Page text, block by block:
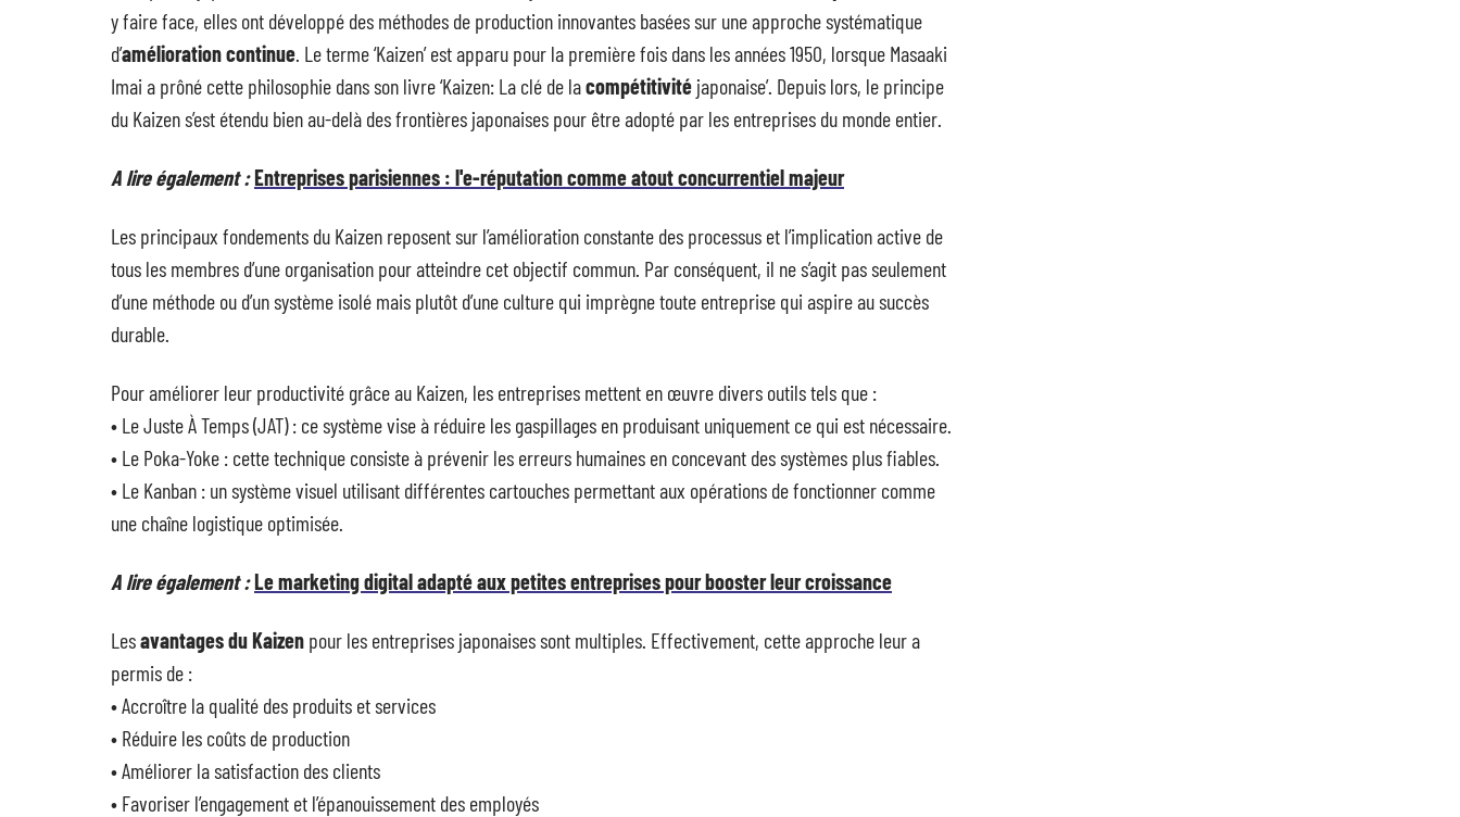
y faire face, elles ont développé des méthodes de production innovantes basées sur une approche systématique
d’amélioration continue. Le terme ‘Kaizen’ est apparu pour la première fois dans les années 1950, lorsque Masaaki
Imai a prôné cette philosophie dans son livre ‘Kaizen: La clé de lacompétitivité japonaise’. Depuis lors, le principe
du Kaizen s’est étendu bien au-delà des frontières japonaises pour être adopté par les entreprises du monde entier.
A lire également :Entreprises parisiennes : l'e-réputation comme atout concurrentiel majeur
Les principaux fondements du Kaizen reposent sur l’amélioration constante des processus et l’implication active de
tous les membres d’une organisation pour atteindre cet objectif commun. Par conséquent, il ne s’agit pas seulement
d’une méthode ou d’un système isolé mais plutôt d’une culture qui imprègne toute entreprise qui aspire au succès
durable.
Pour améliorer leur productivité grâce au Kaizen, les entreprises mettent en œuvre divers outils tels que :
• Le Juste À Temps (JAT) : ce système vise à réduire les gaspillages en produisant uniquement ce qui est nécessaire.
• Le Poka-Yoke : cette technique consiste à prévenir les erreurs humaines en concevant des systèmes plus fiables.
• Le Kanban : un système visuel utilisant différentes cartouches permettant aux opérations de fonctionner comme
une chaîne logistique optimisée.
A lire également :Le marketing digital adapté aux petites entreprises pour booster leur croissance
Lesavantages du Kaizen pour les entreprises japonaises sont multiples. Effectivement, cette approche leur a
permis de :
• Accroître la qualité des produits et services
• Réduire les coûts de production
• Améliorer la satisfaction des clients
• Favoriser l’engagement et l’épanouissement des employés